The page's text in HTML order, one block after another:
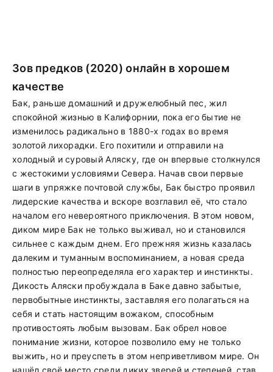
Зов предков (2020) онлайн в хорошем
качестве
Бак, раньше домашний и дружелюбный пес, жил
спокойной жизнью в Калифорнии, пока его бытие не
изменилось радикально в 1880-х годах во время
золотой лихорадки. Его похитили и отправили на
холодный и суровый Аляску, где он впервые столкнулся
с жестокими условиями Севера. Начав свои первые
шаги в упряжке почтовой службы, Бак быстро проявил
лидерские качества и вскоре возглавил её, что стало
началом его невероятного приключения. В этом новом,
диком мире Бак не только выживал, но и становился
сильнее с каждым днем. Его прежняя жизнь казалась
далеким и туманным воспоминанием, а новая среда
полностью переопределяла его характер и инстинкты.
Дикость Аляски пробуждала в Баке давно забытые,
первобытные инстинкты, заставляя его полагаться на
себя и стать настоящим вожаком, способным
противостоять любым вызовам. Бак обрел новое
понимание жизни, которое позволило ему не только
выжить, но и преуспеть в этом неприветливом мире. Он
нашёл своё место среди диких зверей и степеней, став